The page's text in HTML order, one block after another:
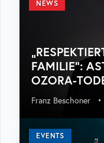
NEWS
FAMILIE“:
OZORA-
Franz Beschoner •
EVENTS